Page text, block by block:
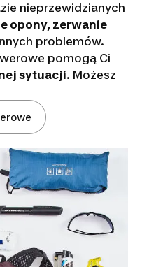
nieprzewidzianych
opony, zerwanie
problemów.
pomogą Ci
sytuacji. Możesz